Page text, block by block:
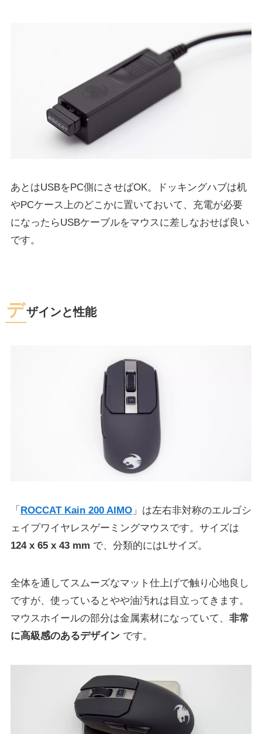
あとはUSBをPC側にさせばOK。ドッキングハブは机
やPCケース上のどこかに置いておいて、充電が必要
になったらUSBケーブルをマウスに差しなおせば良い
です。
デザインと性能
「 ROCCAT Kain 200 AIMO」は左右非対称のエルゴシ
ェイプワイヤレスゲーミングマウスです。サイズは
124 x 65 x 43 mm で、分類的にはLサイズ。
全体を通してスムーズなマット仕上げで触り心地良し
ですが、使っているとやや油汚れは目立ってきます。
マウスホイールの部分は金属素材になっていて、 非常
に高級感のあるデザイン です。